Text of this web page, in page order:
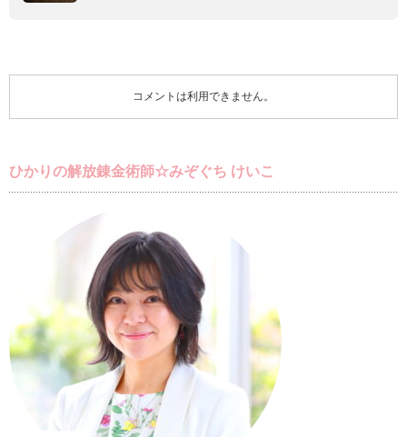
コメントは利用できません。
ひかりの解放錬金術師☆みぞぐち けいこ